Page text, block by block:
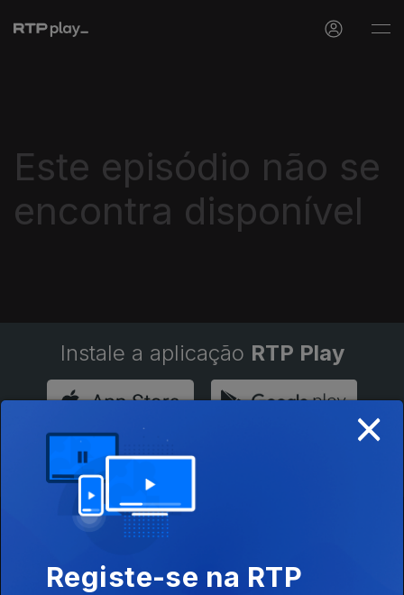
Este episódio não se
encontra disponível
Instale a aplicação RTP Play
Disponível para iOS, Android, Apple TV, Android TV e
CarPlay
×
Registe-se na RTP